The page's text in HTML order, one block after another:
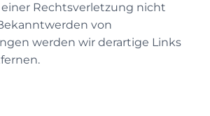
Rechtsverletzung nicht
von
werden wir derartige Links